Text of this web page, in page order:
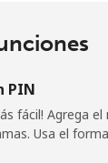
18 min
PIN
fácil! Agrega
Usa el